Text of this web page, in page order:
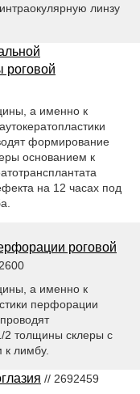
линзу
роговой
а именно к
формирование
основанием к
на 12 часах под
роговой
а именно к
перфорации
2 толщины склеры с
к лимбу.
// 2692459